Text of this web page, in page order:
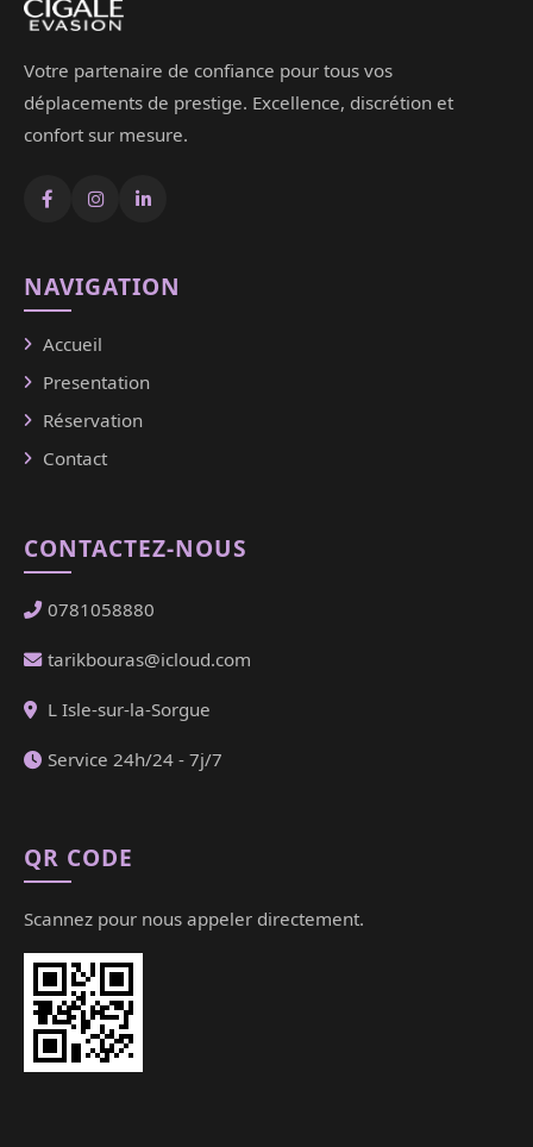
Votre partenaire de confiance pour tous vos
déplacements de prestige. Excellence, discrétion et
confort sur mesure.
NAVIGATION
Accueil
Presentation
Réservation
Contact
CONTACTEZ-NOUS
0781058880
tarikbouras@icloud.com
L Isle-sur-la-Sorgue
Service 24h/24 - 7j/7
QR CODE
Scannez pour nous appeler directement.